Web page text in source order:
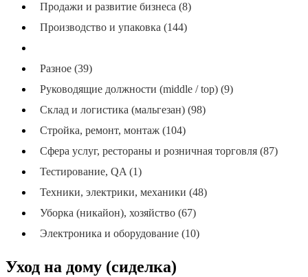
Продажи и развитие бизнеса (8)
Производство и упаковка (144)
Разное (39)
Руководящие должности (middle / top) (9)
Склад и логистика (мальгезан) (98)
Стройка, ремонт, монтаж (104)
Сфера услуг, рестораны и розничная торговля (87)
Тестирование, QA (1)
Техники, электрики, механики (48)
Уборка (никайон), хозяйство (67)
Электроника и оборудование (10)
Уход на дому (сиделка)